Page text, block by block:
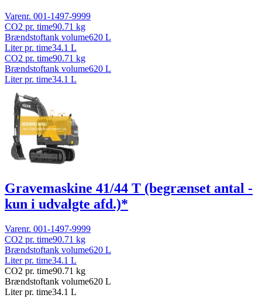
Varenr. 001-1497-9999
CO2 pr. time90.71 kg
Brændstoftank volume620 L
Liter pr. time34.1 L
CO2 pr. time90.71 kg
Brændstoftank volume620 L
Liter pr. time34.1 L
Gravemaskine 41/44 T (begrænset antal -
kun i udvalgte afd.)*
Varenr. 001-1497-9999
CO2 pr. time90.71 kg
Brændstoftank volume620 L
Liter pr. time34.1 L
CO2 pr. time90.71 kg
Brændstoftank volume620 L
Liter pr. time34.1 L